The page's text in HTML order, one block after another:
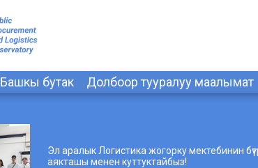
Башкы бутак Долбоор тууралуу маалымат
Эл аралык Логистика жогорку мектебинин
аякташы менен куттуктайбыз!